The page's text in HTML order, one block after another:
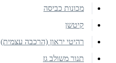
מכונות כביסה
קיטשן
רהיטי יראון (הרכבה עצמית)
תנור משולב גז